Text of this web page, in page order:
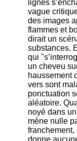
lignes
vague
des images
flammes et
dirait un
substances.
qui
un cheveu
haussement
vers sont
ponctuation
aléatoire.
noyé dans
mène nulle
franchement,
donne